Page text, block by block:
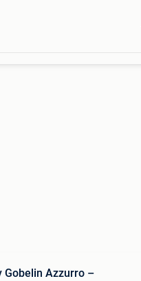
Gobelin Azzurro –